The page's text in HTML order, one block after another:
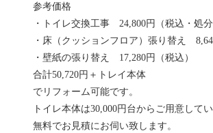
参考価格
・トイレ交換工事 24,800円（税込・処分
・床（クッションフロア）張り替え
・壁紙の張り替え 17,280円（税込）
合計50,720円＋トレイ本体
でリフォーム可能です。
トイレ本体は30,000円台からご用意して
無料でお見積にお伺い致します。